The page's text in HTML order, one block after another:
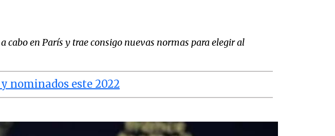
en París y trae consigo nuevas normas para elegir al
nominados este 2022